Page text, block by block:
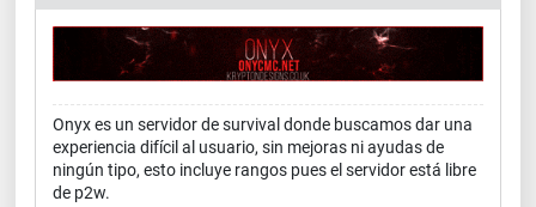
Onyx es un servidor de survival donde buscamos dar una
experiencia difícil al usuario, sin mejoras ni ayudas de
ningún tipo, esto incluye rangos pues el servidor está libre
de p2w.